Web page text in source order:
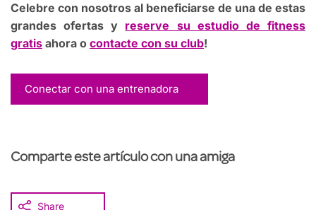
Celebre con nosotros al beneficiarse de una de estas
grandes ofertas y reserve su estudio de fitness
gratis ahora o contacte con su club!
Conectar con una entrenadora
Comparte este artículo con una amiga
Share